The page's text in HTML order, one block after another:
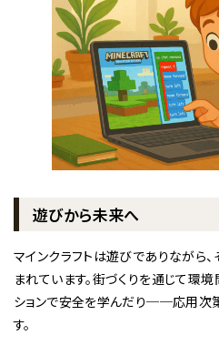
遊びから未来へ
マインクラフトは遊びでありながら
まれています。街づくりを通じて環
ションで安全を学んだり──応用次
す。